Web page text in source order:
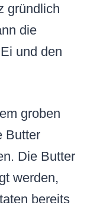
gründlich
die
und den
groben
Butter
Die Butter
werden,
bereits